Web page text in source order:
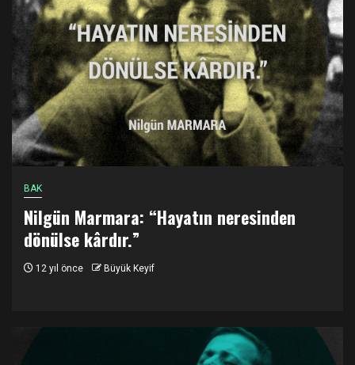
BAK
Nilgün Marmara: “Hayatın neresinden
dönülse kârdır.”
12 yıl önce Büyük Keyif